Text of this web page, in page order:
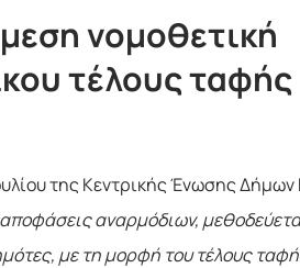
νομοθετική
τέλους ταφής
της Κεντρικής Ένωσης Δήμων
αναρμόδιων,
με τη μορφή του τέλους